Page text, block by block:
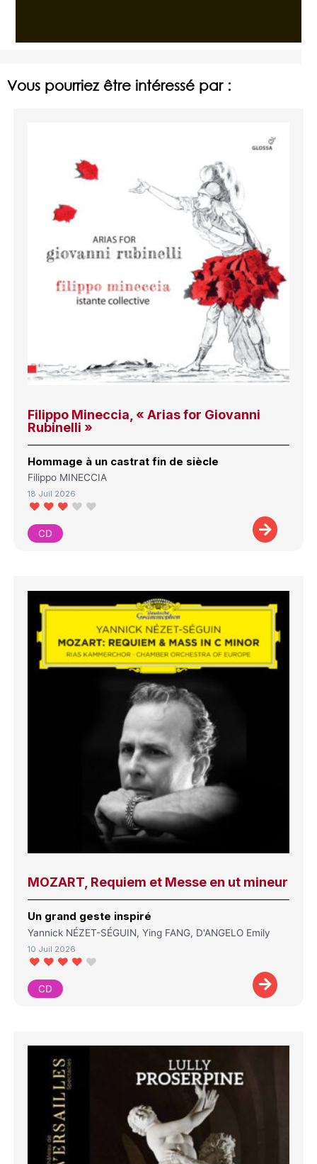
Vous pourriez être intéressé par :
Filippo Mineccia, « Arias for Giovanni
Rubinelli »
Hommage à un castrat fin de siècle
Filippo MINECCIA
18 Juil 2026
CD
MOZART, Requiem et Messe en ut mineur
Un grand geste inspiré
Yannick NÉZET-SÉGUIN, Ying FANG, D'ANGELO Emily
10 Juil 2026
CD